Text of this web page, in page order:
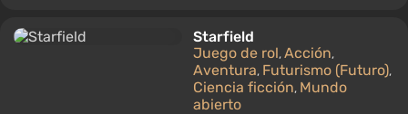
Starfield
Juego de rol, Acción,
Aventura, Futurismo (Futuro),
Ciencia ficción, Mundo
abierto